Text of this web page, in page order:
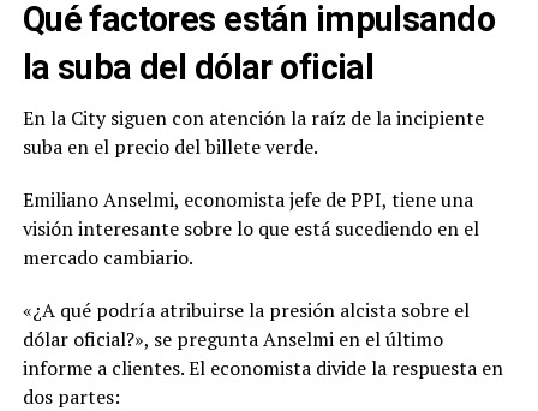
Qué factores están impulsando
la suba del dólar oficial
En la City siguen con atención la raíz de la incipiente
suba en el precio del billete verde.
Emiliano Anselmi, economista jefe de PPI, tiene una
visión interesante sobre lo que está sucediendo en el
mercado cambiario.
«¿A qué podría atribuirse la presión alcista sobre el
dólar oficial?», se pregunta Anselmi en el último
informe a clientes. El economista divide la respuesta en
dos partes: